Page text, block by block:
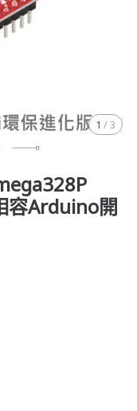
1 /3
容Arduino開